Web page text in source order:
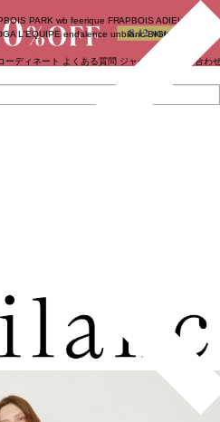
PARK wb feerique FRAPBOIS ADIEU
L'EQUIPE endalence unbilanc BIGI online store
ーディネート よくある質問 ジャーナル お問い合わ